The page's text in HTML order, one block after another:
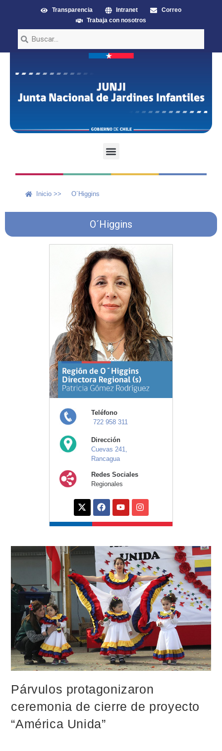
Transparencia Intranet
Correo
Trabaja con nosotros
Inicio >> O´Higgins
O´Higgins
Teléfono
722 958 311
Dirección
Cuevas 241,
Rancagua
Redes Sociales
Regionales
Párvulos protagonizaron
ceremonia de cierre de proyecto
“América Unida”